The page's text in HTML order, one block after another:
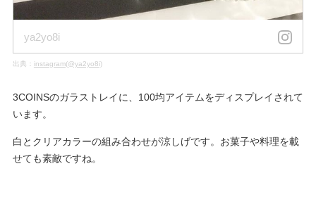
ya2yo8i
出典： instagram(@ya2yo8i)
3COINSのガラストレイに、100均アイテムをディスプレイされて
います。
白とクリアカラーの組み合わせが涼しげです。お菓子や料理を載
せても素敵ですね。